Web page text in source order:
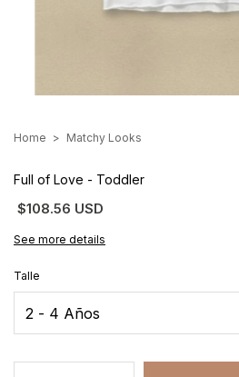
Home > Matchy Looks
Full of Love - Toddler
$108.56 USD
See more details
Talle